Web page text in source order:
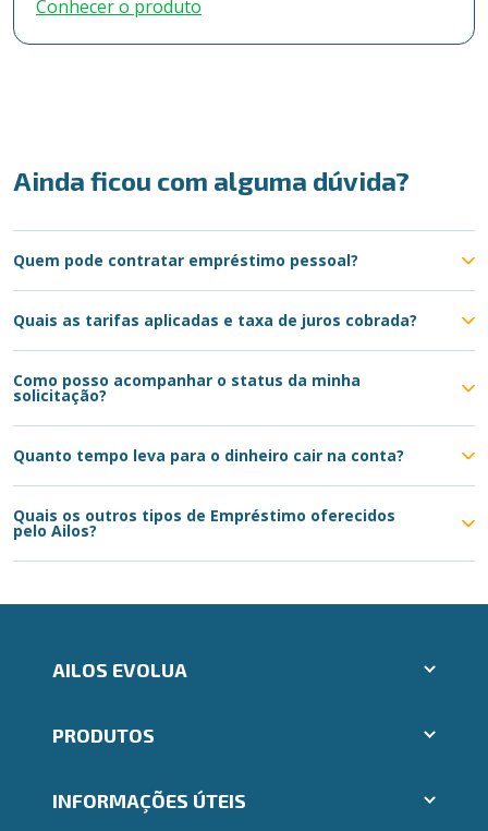
Conhecer o produto
Ainda ficou com alguma dúvida?
Quem pode contratar empréstimo pessoal?
Quais as tarifas aplicadas e taxa de juros cobrada?
Como posso acompanhar o status da minha
solicitação?
Quanto tempo leva para o dinheiro cair na conta?
Quais os outros tipos de Empréstimo oferecidos
pelo Ailos?
AILOS EVOLUA
Indique um amigo
Segunda via e atualização de boletos
Trabalhe Conosco
PRODUTOS
Consórcios
INFORMAÇÕES ÚTEIS